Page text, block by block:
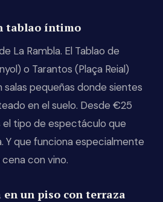
tablao íntimo
La Rambla. El Tablao de
o Tarantos (Plaça Reial)
pequeñas donde sientes
en el suelo. Desde €25
el tipo de espectáculo que
Y que funciona especialmente
con vino.
en un piso con terraza